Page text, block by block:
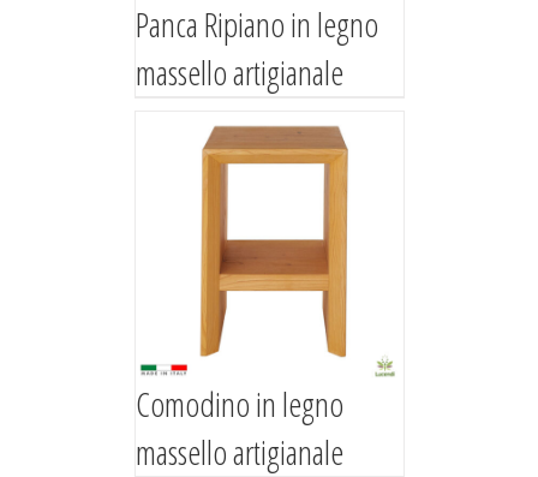
Panca Ripiano in legno
massello artigianale
Comodino in legno
massello artigianale